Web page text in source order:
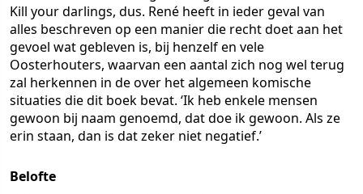
Kill your darlings, dus. René heeft in ieder geval van
alles beschreven op een manier die recht doet aan het
gevoel wat gebleven is, bij henzelf en vele
Oosterhouters, waarvan een aantal zich nog wel terug
zal herkennen in de over het algemeen komische
situaties die dit boek bevat. ‘Ik heb enkele mensen
gewoon bij naam genoemd, dat doe ik gewoon. Als ze
erin staan, dan is dat zeker niet negatief.’
Belofte